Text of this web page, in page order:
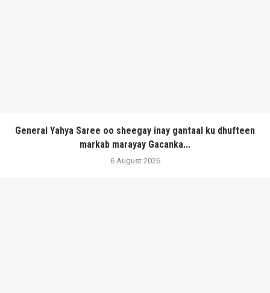
General Yahya Saree oo sheegay inay gantaal ku dhufteen
markab marayay Gacanka...
6 August 2026